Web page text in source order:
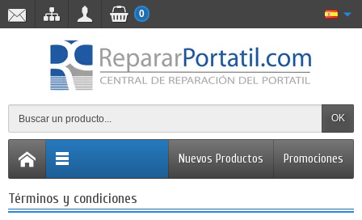
OK
0
Promociones
Nuevos Productos
Términos y condiciones